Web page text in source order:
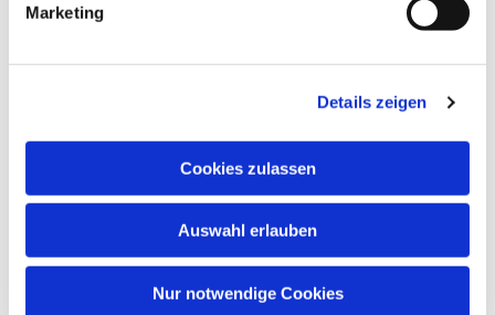
Marketing
Details zeigen
Cookies zulassen
Auswahl erlauben
Nur notwendige Cookies